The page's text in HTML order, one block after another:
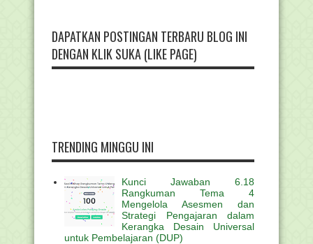
DAPATKAN POSTINGAN TERBARU BLOG INI
DENGAN KLIK SUKA (LIKE PAGE)
TRENDING MINGGU INI
Kunci Jawaban 6.18
Rangkuman Tema 4
Mengelola Asesmen dan
Strategi Pengajaran dalam
Kerangka Desain Universal
untuk Pembelajaran (DUP)